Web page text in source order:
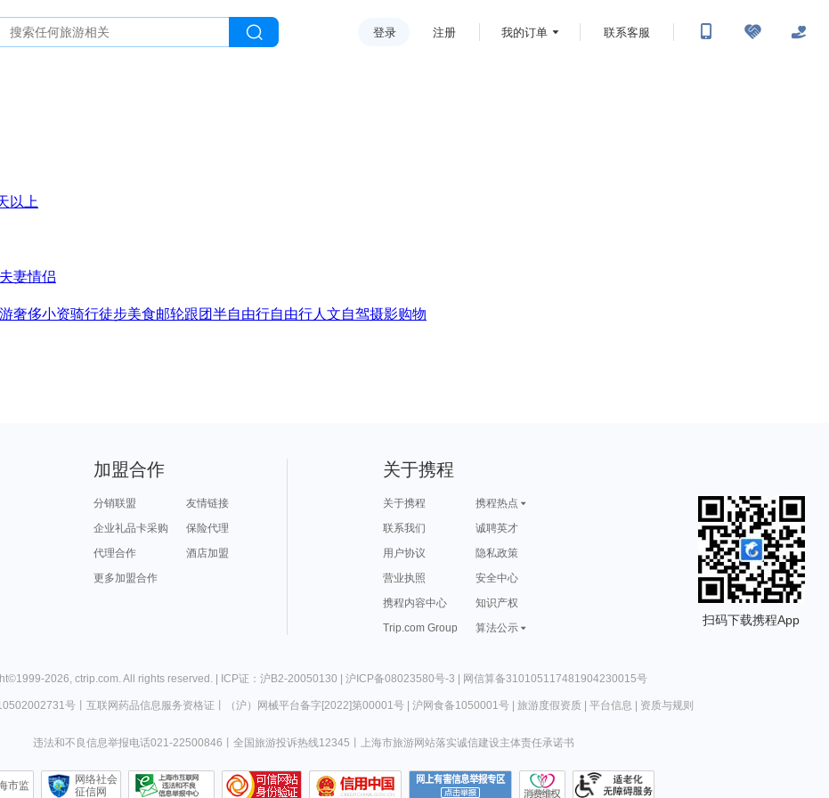
登录 注册 我的订单 联系客服
以上
夫妻情侣
奢侈小资骑行徒步美食邮轮跟团半自由行自由行人文自驾摄影购物
加盟合作
分销联盟
友情链接
企业礼品卡采购
保险代理
代理合作
酒店加盟
更多加盟合作
关于携程
关于携程
携程热点
联系我们
诚聘英才
用户协议
隐私政策
营业执照
安全中心
携程内容中心
知识产权
Trip.com Group
算法公示
扫码下载携程App
1999-2026, ctrip.com. All rights reserved. | ICP证：沪B2-20050130 | 沪ICP备08023580号-3 | 网信算备310105117481904230015号
号丨 互联网药品信息服务资格证 （沪）网械平台备字[2022]第00001号| 沪网食备1050001号| 旅游度假资质| 平台信息 资质与规则
违法和不良信息举报电话021-22500846 全国旅游投诉热线12345 上海市旅游网站落实诚信建设主体责任承诺书
市监
网络社会
征信网